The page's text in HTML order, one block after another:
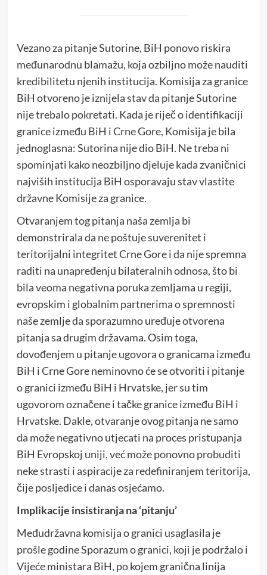
Vezano za pitanje Sutorine, BiH ponovo riskira
međunarodnu blamažu, koja ozbiljno može nauditi
kredibilitetu njenih institucija. Komisija za granice
BiH otvoreno je iznijela stav da pitanje Sutorine
nije trebalo pokretati. Kada je riječ o identifikaciji
granice između BiH i Crne Gore, Komisija je bila
jednoglasna: Sutorina nije dio BiH. Ne treba ni
spominjati kako neozbiljno djeluje kada zvaničnici
najviših institucija BiH osporavaju stav vlastite
državne Komisije za granice.
Otvaranjem tog pitanja naša zemlja bi
demonstrirala da ne poštuje suverenitet i
teritorijalni integritet Crne Gore i da nije spremna
raditi na unapređenju bilateralnih odnosa, što bi
bila veoma negativna poruka zemljama u regiji,
evropskim i globalnim partnerima o spremnosti
naše zemlje da sporazumno uređuje otvorena
pitanja sa drugim državama. Osim toga,
dovođenjem u pitanje ugovora o granicama između
BiH i Crne Gore neminovno će se otvoriti i pitanje
o granici između BiH i Hrvatske, jer su tim
ugovorom označene i tačke granice između BiH i
Hrvatske. Dakle, otvaranje ovog pitanja ne samo
da može negativno utjecati na proces pristupanja
BiH Evropskoj uniji, već može ponovno probuditi
neke strasti i aspiracije za redefiniranjem teritorija,
čije posljedice i danas osjećamo.
Implikacije insistiranja na ‘pitanju’
Međudržavna komisija o granici usaglasila je
prošle godine Sporazum o granici, koji je podržalo i
Vijeće ministara BiH, po kojem granična linija